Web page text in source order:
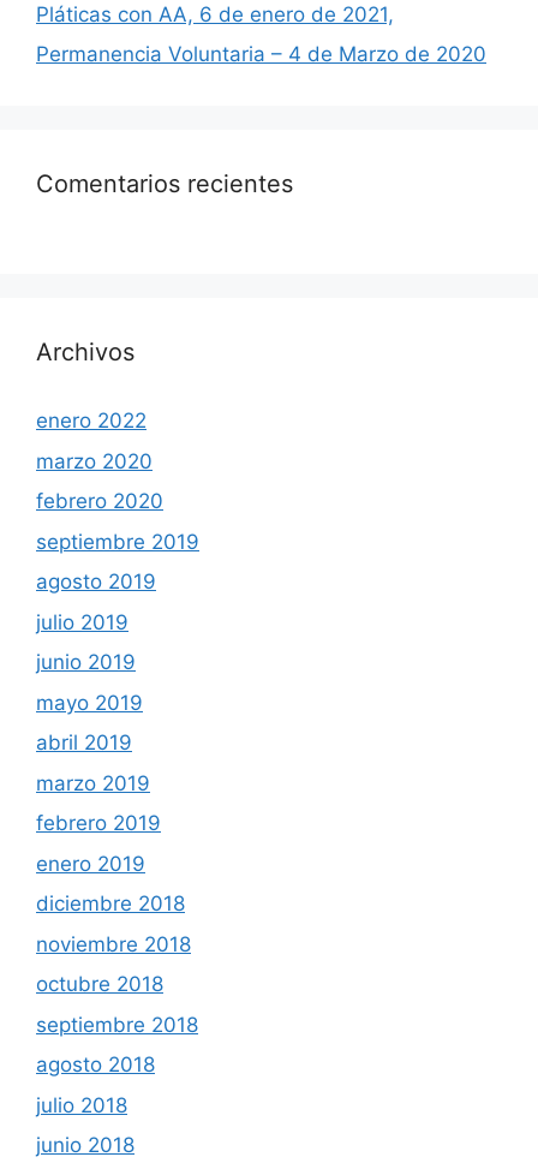
Pláticas con AA, 6 de enero de 2021,
Permanencia Voluntaria – 4 de Marzo de 2020
Comentarios recientes
Archivos
enero 2022
marzo 2020
febrero 2020
septiembre 2019
agosto 2019
julio 2019
junio 2019
mayo 2019
abril 2019
marzo 2019
febrero 2019
enero 2019
diciembre 2018
noviembre 2018
octubre 2018
septiembre 2018
agosto 2018
julio 2018
junio 2018